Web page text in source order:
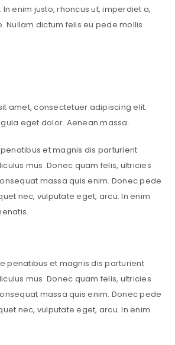
enim justo, rhoncus ut, imperdiet a,
Nullam dictum felis eu pede mollis
amet, consectetuer adipiscing elit.
eget dolor. Aenean massa.
et magnis dis parturient
mus. Donec quam felis, ultricies
massa quis enim. Donec pede
nec, vulputate eget, arcu. In enim
penatibus et magnis dis parturient
mus. Donec quam felis, ultricies
massa quis enim. Donec pede
nec, vulputate eget, arcu. In enim